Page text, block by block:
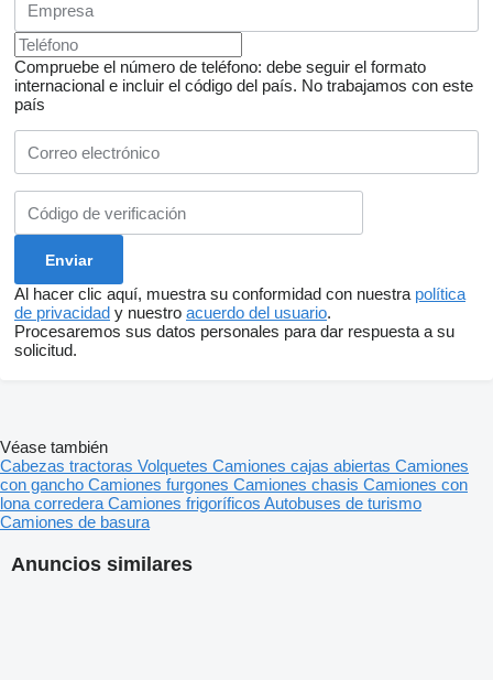
Compruebe el número de teléfono: debe seguir el formato
internacional e incluir el código del país. No trabajamos con este
país
Al hacer clic aquí, muestra su conformidad con nuestra política
de privacidad y nuestro acuerdo del usuario.
Procesaremos sus datos personales para dar respuesta a su
solicitud.
Anuncios similares
Véase también
Cabezas tractoras Volquetes Camiones cajas abiertas Camiones
con gancho Camiones furgones Camiones chasis Camiones con
lona corredera Camiones frigoríficos Autobuses de turismo
Camiones de basura